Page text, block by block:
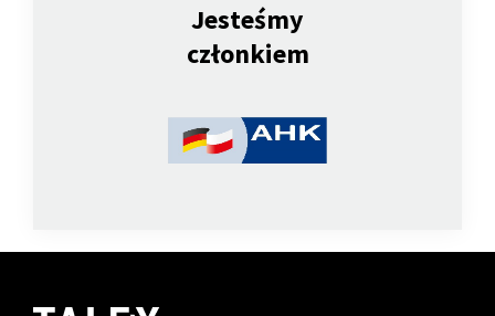
Jesteśmy
członkiem